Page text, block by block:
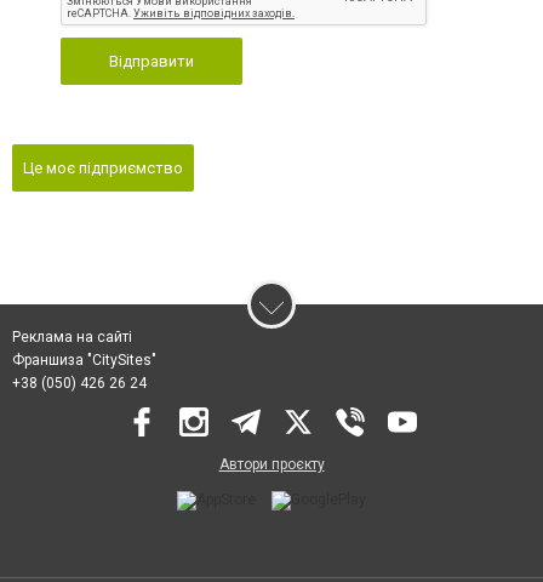
Відправити
Це моє підприємство
Реклама на сайті
Франшиза "CitySites"
+38 (050) 426 26 24
Автори проєкту